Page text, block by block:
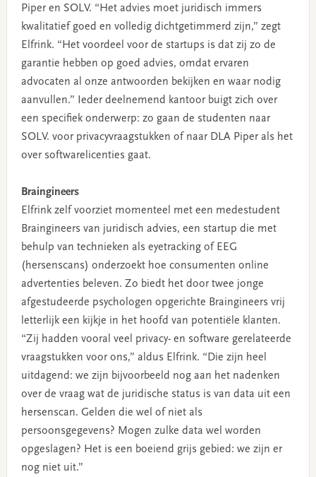
Piper en SOLV. “Het advies moet juridisch immers
kwalitatief goed en volledig dichtgetimmerd zijn,” zegt
Elfrink. “Het voordeel voor de startups is dat zij zo de
garantie hebben op goed advies, omdat ervaren
advocaten al onze antwoorden bekijken en waar nodig
aanvullen.” Ieder deelnemend kantoor buigt zich over
een specifiek onderwerp: zo gaan de studenten naar
SOLV. voor privacyvraagstukken of naar DLA Piper als het
over softwarelicenties gaat.
Braingineers
Elfrink zelf voorziet momenteel met een medestudent
Braingineers van juridisch advies, een startup die met
behulp van technieken als eyetracking of EEG
(hersenscans) onderzoekt hoe consumenten online
advertenties beleven. Zo biedt het door twee jonge
afgestudeerde psychologen opgerichte Braingineers vrij
letterlijk een kijkje in het hoofd van potentiële klanten.
“Zij hadden vooral veel privacy- en software gerelateerde
vraagstukken voor ons,” aldus Elfrink. “Die zijn heel
uitdagend: we zijn bijvoorbeeld nog aan het nadenken
over de vraag wat de juridische status is van data uit een
hersenscan. Gelden die wel of niet als
persoonsgegevens? Mogen zulke data wel worden
opgeslagen? Het is een boeiend grijs gebied: we zijn er
nog niet uit.”